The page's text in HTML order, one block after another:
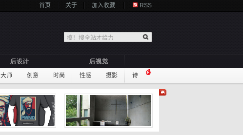
首页 关于 加入收藏 RSS
大师 创意 时尚 性感 摄影 诗